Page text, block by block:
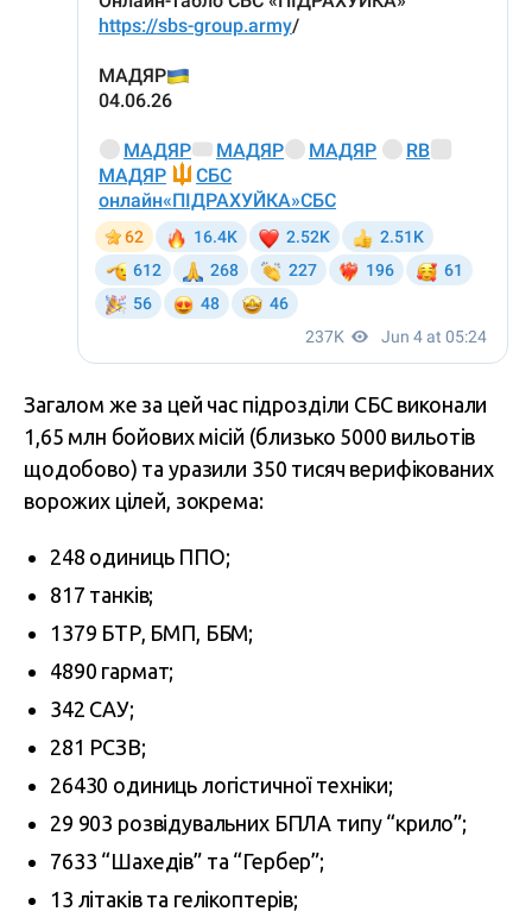
Загалом же за цей час підрозділи СБС виконали
1,65 млн бойових місій (близько 5000 вильотів
щодобово) та уразили 350 тисяч верифікованих
ворожих цілей, зокрема:
248 одиниць ППО;
817 танків;
1379 БТР, БМП, ББМ;
4890 гармат;
342 САУ;
281 РСЗВ;
26430 одиниць логістичної техніки;
29 903 розвідувальних БПЛА типу “крило”;
7633 “Шахедів” та “Гербер”;
13 літаків та гелікоптерів;